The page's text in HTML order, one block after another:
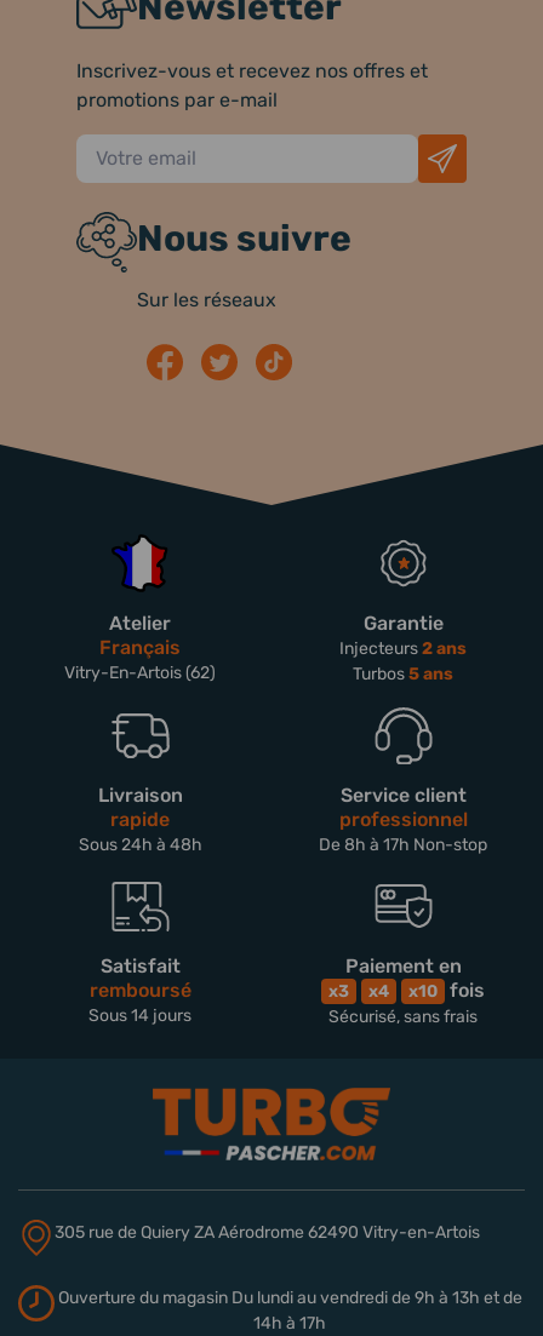
Inscrivez-vous et recevez nos offres et
promotions par e-mail
Nous suivre
Sur les réseaux
Atelier
Français
Vitry-En-Artois (62)
Garantie
Injecteurs2 ans
Turbos5 ans
Livraison
rapide
Sous 24h à 48h
Service client
professionnel
De 8h à 17h Non-stop
Satisfait
remboursé
Sous 14 jours
Paiement en
x3 x4 x10 fois
Sécurisé, sans frais
305 rue de QuieryZA Aérodrome 62490 Vitry-en-Artois
Ouverture du magasinDu lundi au vendredi de 9h à 13h et de
14h à 17h